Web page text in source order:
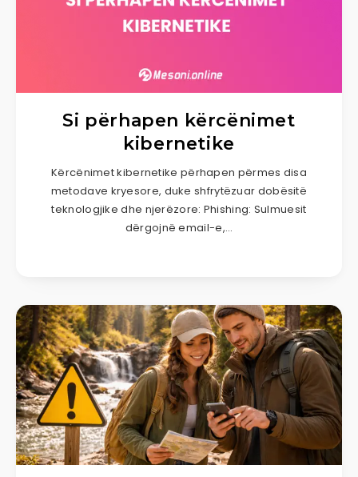
Si përhapen kërcënimet
kibernetike
Kërcënimet kibernetike përhapen përmes disa
metodave kryesore, duke shfrytëzuar dobësitë
teknologjike dhe njerëzore: Phishing: Sulmuesit
dërgojnë email-e,…